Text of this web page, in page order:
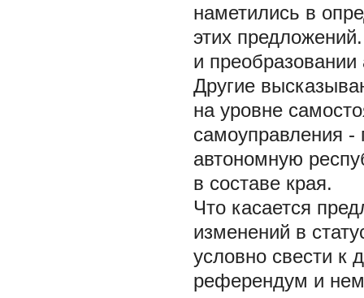
наметились в
этих
и
Другие
на уровне
самоуправления -
автономную
в составе края.
Что касается
изменений в
условно свести к
референдум и